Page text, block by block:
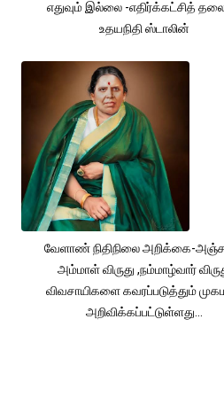
எதுவும் இல்லை -எதிர்க்கட்சித்
உதயநிதி ஸ்டாலின்
வேளாண் நிதிநிலை அறிக்கை-
அம்மாள் விருது ,நம்மாழ்வார்
விவசாயிகளை கவரப்படுத்தும்
அறிவிக்கப்பட்டுள்ளது...